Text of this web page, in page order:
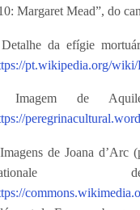
Margaret Mead”, do
da efígie
pt.wikipedia.org/
de
de Joana d’Arc